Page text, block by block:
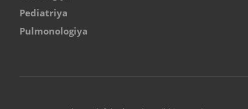
Pediatriya
Pulmonologiya